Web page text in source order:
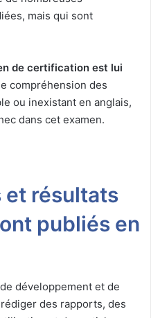
mais qui sont
de certification est lui
compréhension des
ou inexistant en anglais,
dans cet examen.
et résultats
publiés en
développement et de
des rapports, des